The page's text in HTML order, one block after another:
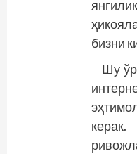
бизни
Шу
керак.